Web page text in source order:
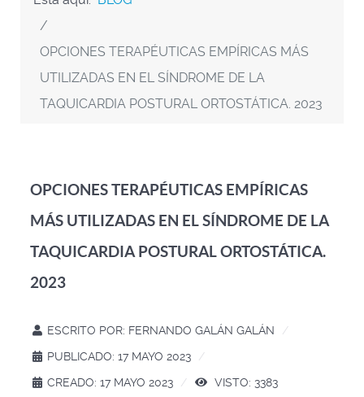
OPCIONES TERAPÉUTICAS EMPÍRICAS MÁS
UTILIZADAS EN EL SÍNDROME DE LA
TAQUICARDIA POSTURAL ORTOSTÁTICA. 2023
OPCIONES TERAPÉUTICAS EMPÍRICAS
MÁS UTILIZADAS EN EL SÍNDROME DE LA
TAQUICARDIA POSTURAL ORTOSTÁTICA.
2023
ESCRITO POR: FERNANDO GALÁN GALÁN
PUBLICADO: 17 MAYO 2023
CREADO: 17 MAYO 2023
VISTO: 3383